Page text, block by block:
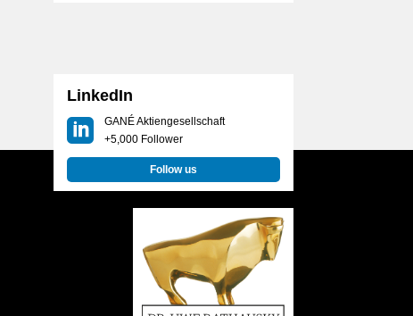
LinkedIn
GANÉ Aktiengesellschaft
+5,000 Follower
Follow us